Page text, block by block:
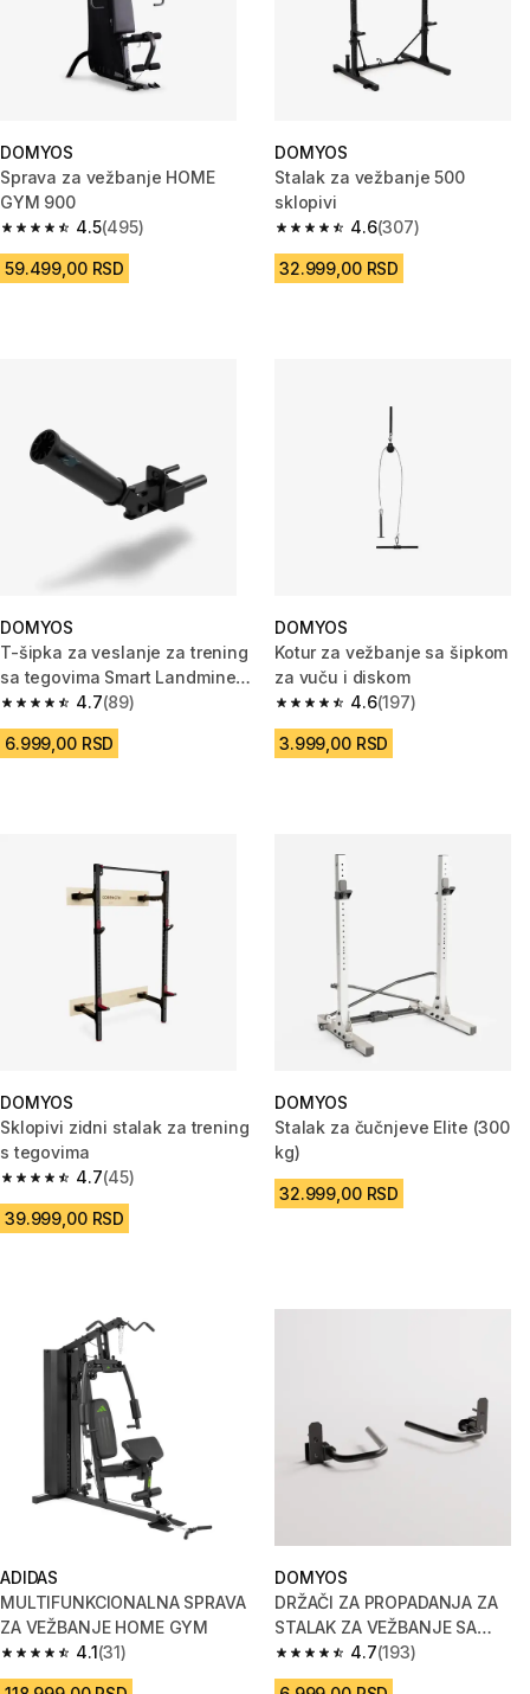
DOMYOS
Sprava za vežbanje HOME
GYM 900
4.5
4.5 od 5 zvezdica from 495 Recenzije
(495)
59.499,00 RSD
DOMYOS
Stalak za vežbanje 500
sklopivi
4.6
4.6 od 5 zvezdica from 307
(307)
32.999,00 RSD
DOMYOS
T-šipka za veslanje za trening
sa tegovima Smart Landmine
sa ili bez stalka
4.7
4.7 od 5 zvezdica from 89 Recenzije
(89)
6.999,00 RSD
DOMYOS
Kotur za vežbanje sa šipkom
za vuču i diskom
4.6
4.6 od 5 zvezdica from 197
(197)
3.999,00 RSD
DOMYOS
Sklopivi zidni stalak za trening
s tegovima
4.7
4.7 od 5 zvezdica from 45 Recenzije
(45)
39.999,00 RSD
DOMYOS
Stalak za čučnjeve Elite (300
kg)
32.999,00 RSD
ADIDAS
MULTIFUNKCIONALNA SPRAVA
ZA VEŽBANJE HOME GYM
4.1
4.1 od 5 zvezdica from 31 Recenzije
(31)
DOMYOS
DRŽAČI ZA PROPADANJA ZA
STALAK ZA VEŽBANJE SA
TEGOVIMA - PAR
4.7
4.7 od 5 zvezdica from 193
(193)